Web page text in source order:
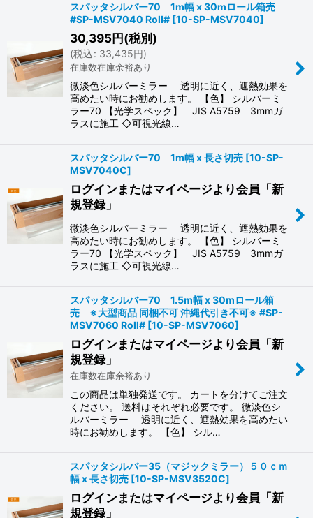
スパッタシルバー70 1m幅 x 30mロール箱売
#SP-MSV7040 Roll# [10-SP-MSV7040]
30,395円(税別)
(税込: 33,435円)
在庫数在庫余裕あり
微淡色シルバーミラー 透明に近く、遮熱効果を
高めたい時にお勧めします。 【色】 シルバーミ
ラー70 【光学スペック】 JIS A5759 3mmガ
ラスに施工 ◇可視光線…
スパッタシルバー70 1m幅 x 長さ切売 [10-SP-
MSV7040C]
ログインまたはマイページより会員「新
規登録」
微淡色シルバーミラー 透明に近く、遮熱効果を
高めたい時にお勧めします。 【色】 シルバーミ
ラー70 【光学スペック】 JIS A5759 3mmガ
ラスに施工 ◇可視光線…
スパッタシルバー70 1.5m幅 x 30mロール箱
売 ※大型商品 同梱不可 沖縄代引き不可※ #SP-
MSV7060 Roll# [10-SP-MSV7060]
ログインまたはマイページより会員「新
規登録」
在庫数在庫余裕あり
この商品は単独発送です。 カートを分けてご注文
ください。 送料はそれぞれ必要です。 微淡色シ
ルバーミラー 透明に近く、遮熱効果を高めたい
時にお勧めします。 【色】 シル…
スパッタシルバー35（マジックミラー）５０ｃｍ
幅 x 長さ切売 [10-SP-MSV3520C]
ログインまたはマイページより会員「新
規登録」